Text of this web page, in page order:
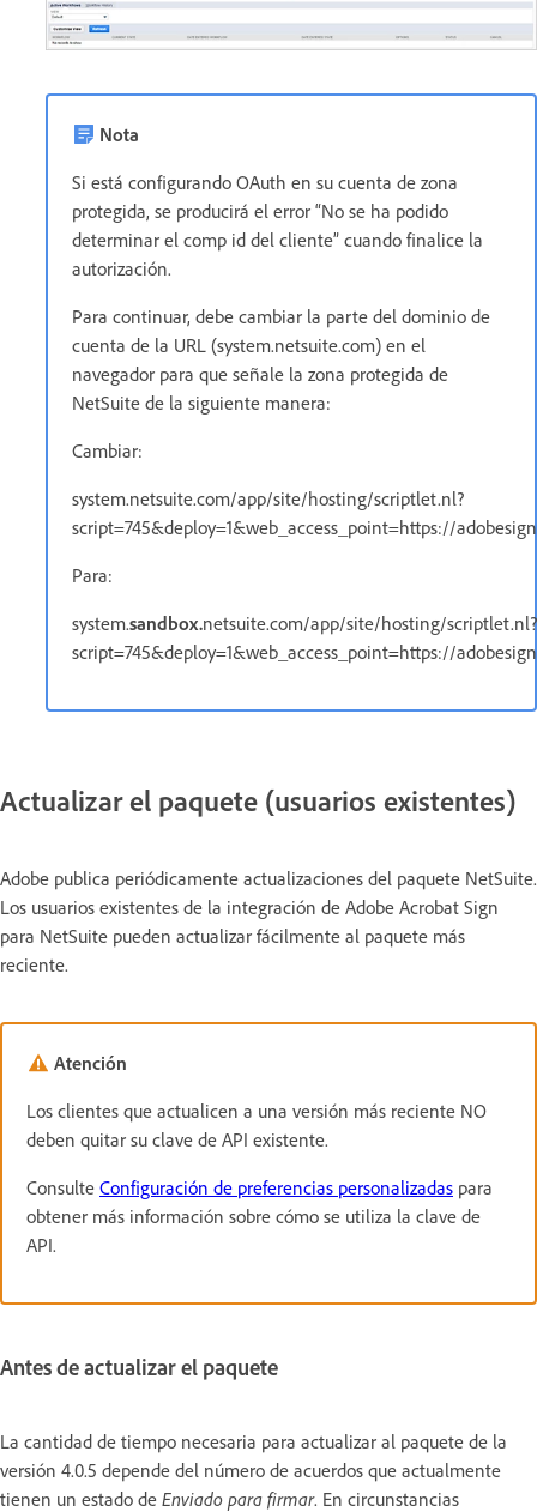
Nota
Si está configurando OAuth en su cuenta de zona
protegida, se producirá el error “No se ha podido
determinar el comp id del cliente” cuando finalice la
autorización.
Para continuar, debe cambiar la parte del dominio de
cuenta de la URL (system.netsuite.com) en el
navegador para que señale la zona protegida de
NetSuite de la siguiente manera:
Cambiar:
system.netsuite.com/app/site/hosting/scriptlet.nl?
script=745&deploy=1&web_access_point=https://
Para:
system.sandbox.netsuite.com/app/site/hosting/scriptlet.nl?
script=745&deploy=1&web_access_point=https://
Actualizar el paquete (usuarios existentes)
Adobe publica periódicamente actualizaciones del paquete NetSuite.
Los usuarios existentes de la integración de Adobe Acrobat Sign
para NetSuite pueden actualizar fácilmente al paquete más
reciente.
Atención
Los clientes que actualicen a una versión más reciente NO
deben quitar su clave de API existente.
Consulte Configuración de preferencias personalizadas para
obtener más información sobre cómo se utiliza la clave de
API.
Antes de actualizar el paquete
La cantidad de tiempo necesaria para actualizar al paquete de la
versión 4.0.5 depende del número de acuerdos que actualmente
tienen un estado de Enviado para firmar. En circunstancias